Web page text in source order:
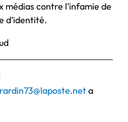
médias contre l’infamie de
d’identité.
a